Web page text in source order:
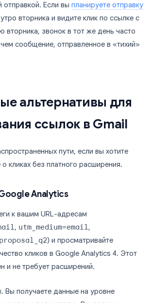
отправкой. Если вы планируете отправку
вторника и видите клик по ссылке с
вторника, звонок в тот же день часто
сообщение, отправленное в «тихий»
альтернативы для
ссылок в Gmail
пути, если вы хотите
кликах без платного расширения.
Analytics
к вашим URL-адресам
, utm_medium=email,
) и просматривайте
кликов в Google Analytics 4. Этот
и не требует расширений.
Вы получаете данные на уровне